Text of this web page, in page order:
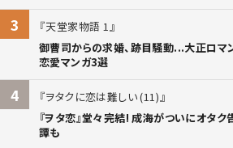
3
天堂家物語 1
御曹司からの求婚、跡目騒動...大正ロマ
恋愛マンガ3選
4
ヲタクに恋は難しい (11)
『ヲタ恋』堂々完結! 成海がついにオタ
譚も